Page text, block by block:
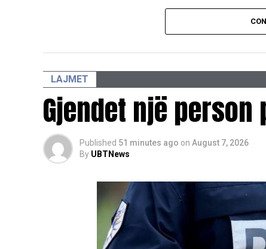
LAJMET
Gjendet një person
Published 51 minutes ago on August 7, 2026
By UBTNews